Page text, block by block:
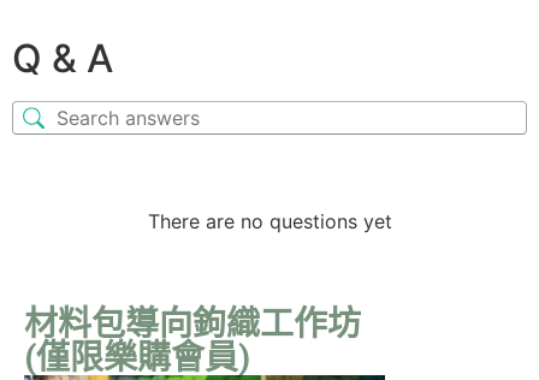
Q & A
There are no questions yet
材料包導向鉤織工作坊
(僅限樂購會員)